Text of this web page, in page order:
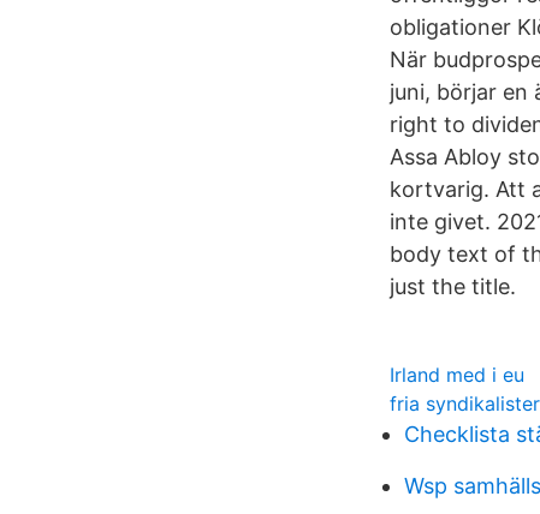
obligationer
När
juni, börjar en
right to
Assa Abloy
kortvarig. Att
inte givet.
body text of
just the title.
Irland med i eu
fria syndikalister
Checklista
Wsp